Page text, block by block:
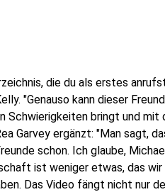
die du als erstes
"Genauso kann dieser Freund
Schwierigkeiten bringt und mit
Garvey ergänzt: "Man sagt,
schon. Ich glaube,
ist weniger etwas, das wir
Das Video fängt nicht nur